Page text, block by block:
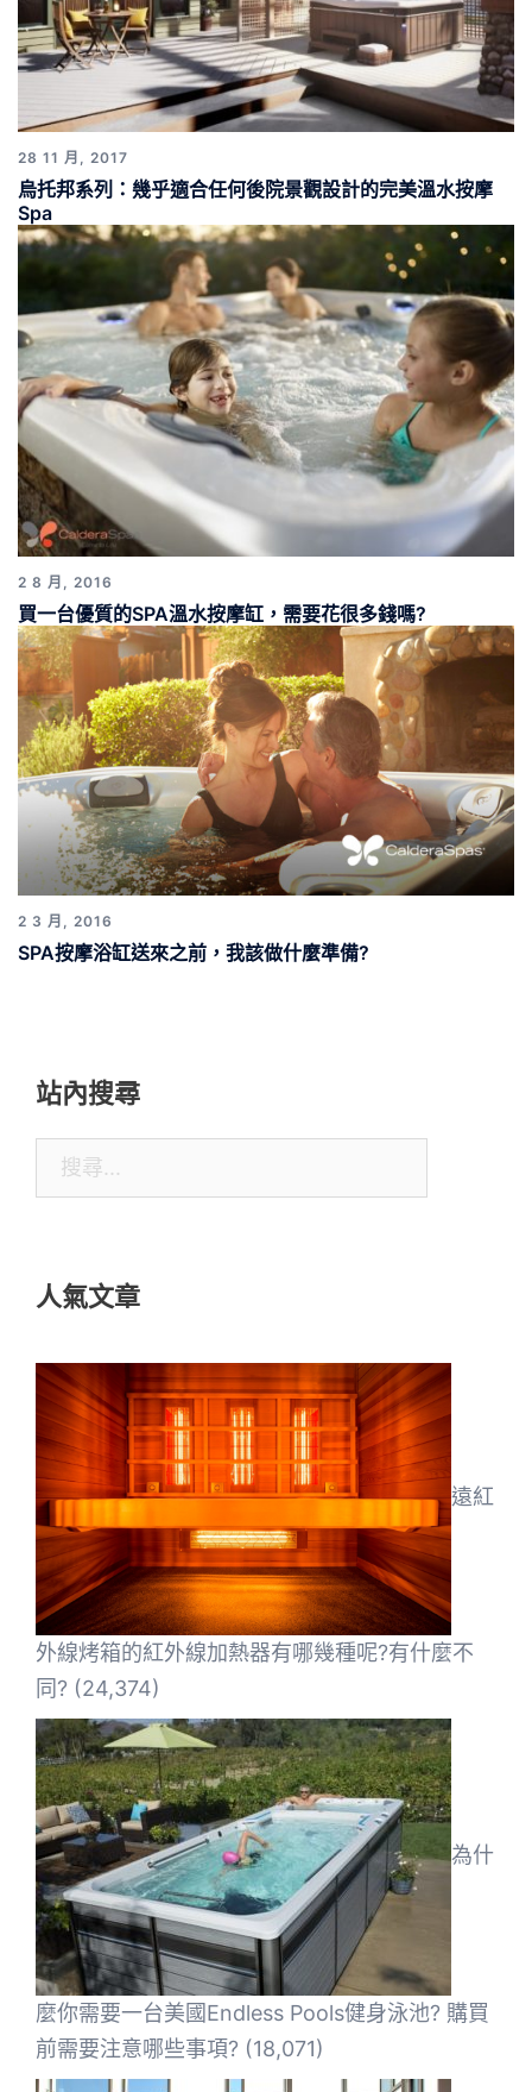
28 11 月, 2017
烏托邦系列：幾乎適合任何後院景觀設計的完美溫水按摩
Spa
2 8 月, 2016
買一台優質的SPA溫水按摩缸，需要花很多錢嗎?
2 3 月, 2016
SPA按摩浴缸送來之前，我該做什麼準備?
站內搜尋
字:
人氣文章
遠紅
外線烤箱的紅外線加熱器有哪幾種呢?有什麼不
同? (24,374)
為什
麼你需要一台美國Endless Pools健身泳池? 購買
前需要注意哪些事項? (18,071)